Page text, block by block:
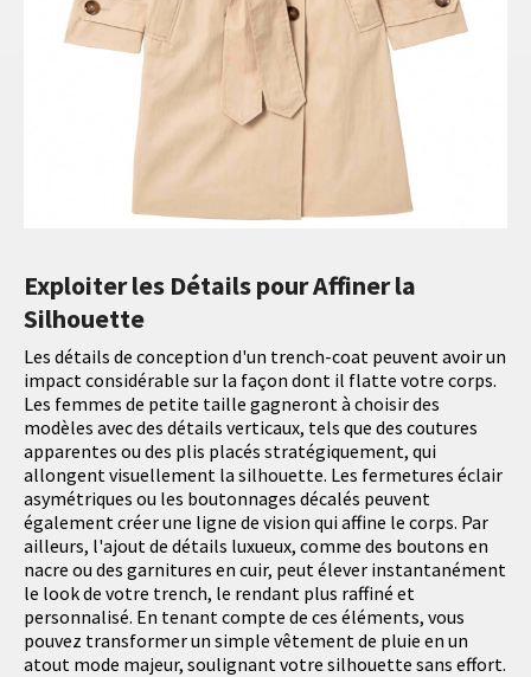
Exploiter les Détails pour Affiner la
Silhouette
Les détails de conception d'un trench-coat peuvent avoir un
impact considérable sur la façon dont il flatte votre corps.
Les femmes de petite taille gagneront à choisir des
modèles avec des détails verticaux, tels que des coutures
apparentes ou des plis placés stratégiquement, qui
allongent visuellement la silhouette. Les fermetures éclair
asymétriques ou les boutonnages décalés peuvent
également créer une ligne de vision qui affine le corps. Par
ailleurs, l'ajout de détails luxueux, comme des boutons en
nacre ou des garnitures en cuir, peut élever instantanément
le look de votre trench, le rendant plus raffiné et
personnalisé. En tenant compte de ces éléments, vous
pouvez transformer un simple vêtement de pluie en un
atout mode majeur, soulignant votre silhouette sans effort.